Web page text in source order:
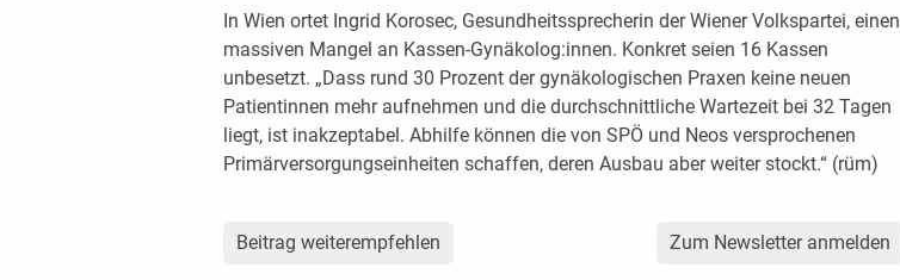
In Wien ortet Ingrid Korosec, Gesundheitssprecherin der Wiener Volkspartei, einen
massiven Mangel an Kassen-Gynäkolog:innen. Konkret seien 16 Kassen
unbesetzt. „Dass rund 30 Prozent der gynäkologischen Praxen keine neuen
Patientinnen mehr aufnehmen und die durchschnittliche Wartezeit bei 32 Tagen
liegt, ist inakzeptabel. Abhilfe können die von SPÖ und Neos versprochenen
Primärversorgungseinheiten schaffen, deren Ausbau aber weiter stockt.“ (rüm)
Beitrag weiterempfehlen Zum Newsletter anmelden